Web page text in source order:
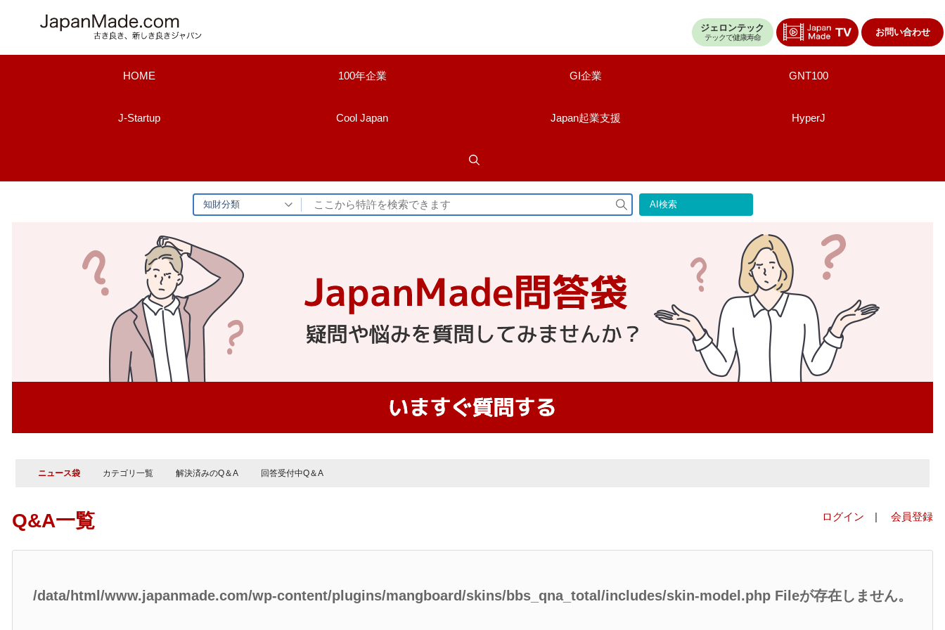
ジェロンテック
テックで健康寿命 お問い合わせ
HOME 100年企業 GI企業 GNT100
J-Startup Cool Japan Japan起業支援 HyperJ
知財分類
検
索
AI検索
ニュース袋 カテゴリ一覧 解決済みのQ＆A 回答受付中Q＆A
Q&A一覧 ログイン | 会員登録
/data/html/www.japanmade.com/wp-content/plugins/mangboard/skins/bbs_qna_total/includes/skin-model.php Fileが存在しません。